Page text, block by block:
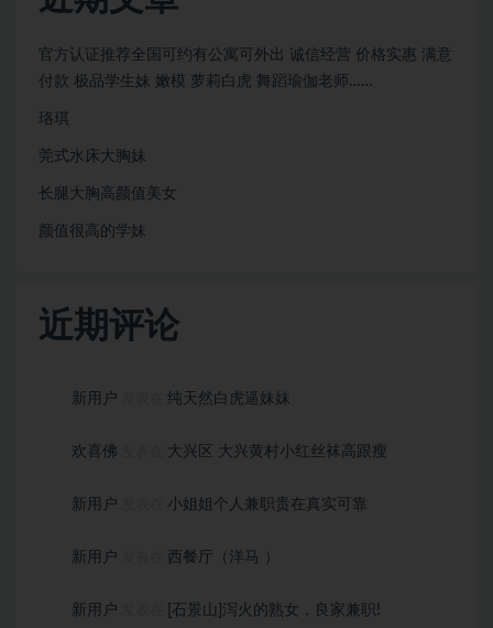
官方认证推荐全国可约有公寓可外出 诚信经营 价格实惠 满意
付款 极品学生妹 嫩模 萝莉白虎 舞蹈瑜伽老师……
珞琪
莞式水床大胸妹
长腿大胸高颜值美女
颜值很⾼的学妹
近期评论
新用户 纯天然白虎逼妹妹
欢喜佛 大兴区 大兴黄村小红丝袜高跟瘦
新用户 小姐姐个人兼职贵在真实可靠
新用户 西餐厅（洋马 ）
新用户 [石景山]泻火的熟女，良家兼职!